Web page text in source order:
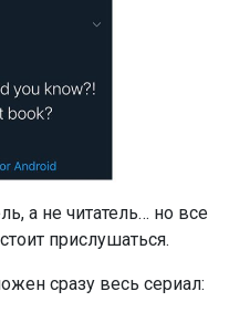
а не читатель… но все
прислушаться.
сразу весь сериал: